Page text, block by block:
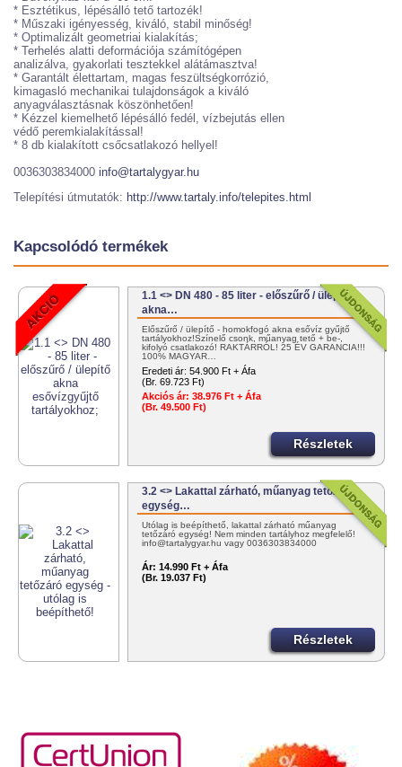
* Esztétikus, lépésálló tető tartozék!
* Műszaki igényesség, kiváló, stabil minőség!
* Optimalizált geometriai kialakítás;
* Terhelés alatti deformációja számítógépen
analizálva, gyakorlati tesztekkel alátámasztva!
* Garantált élettartam, magas feszültségkorrózió,
kimagasló mechanikai tulajdonságok a kiváló
anyagválasztásnak köszönhetően!
* Kézzel kiemelhető lépésálló fedél, vízbejutás ellen
védő peremkialakítással!
* 8 db kialakított csőcsatlakozó hellyel!
0036303834000 info@tartalygyar.hu
Telepítési útmutatók: http://www.tartaly.info/telepites.html
Kapcsolódó termékek
1.1 <> DN 480 - 85 liter - előszűrő / ülepítő
akna…
Előszűrő / ülepítő - homokfogó akna esővíz gyűjtő
tartályokhoz!Színelő csonk, műanyag tető + be-,
kifolyó csatlakozó! RAKTÁRRÓL! 25 ÉV GARANCIA!!!
100% MAGYAR…
Eredeti ár: 54.900 Ft + Áfa
(Br. 69.723 Ft)
Akciós ár: 38.976 Ft + Áfa
(Br. 49.500 Ft)
Részletek
3.2 <> Lakattal zárható, műanyag tetőzáró
egység…
Utólag is beépíthető, lakattal zárható műanyag
tetőzáró egység! Nem minden tartályhoz megfelelő!
info@tartalygyar.hu vagy 0036303834000
Ár: 14.990 Ft + Áfa
(Br. 19.037 Ft)
Részletek